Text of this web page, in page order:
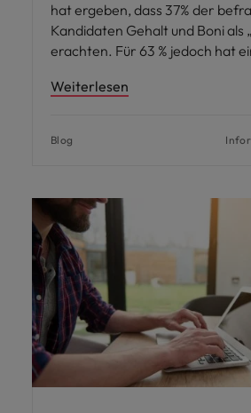
hat ergeben, dass 37% der
Kandidaten Gehalt und Boni als
erachten. Für 63 % jedoch hat
Weiterlesen
Blog